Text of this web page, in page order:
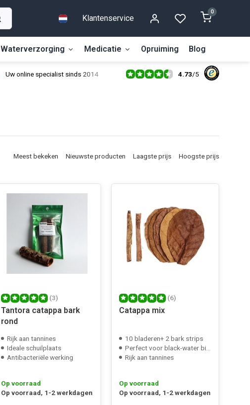
Klantenservice
0
Waterverzorging Medicatie Opruiming Blog
Uw online specialist sinds 2014 4.73/5
Meest bekeken Nieuwste producten Laagste prijs Hoogste prijs
(3)
Tantora catappa bark
rond
Rijk aan tannines
Ideale schuilplaats
Antibacteriële werking
Op voorraad
Op voorraad, 1-2 werkdagen
(6)
Catappa mix
10 bladeren+ 2 bark strips
Perfect voor black-water biotopen
Rijk aan tannines
Op voorraad
Op voorraad, 1-2 werkdagen